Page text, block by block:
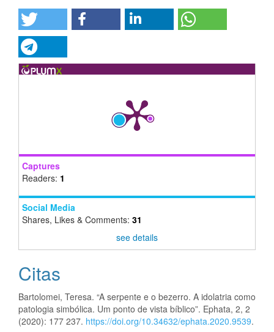
Captures
Readers: 1
Social Media
Shares, Likes & Comments: 31
see details
Citas
Bartolomei, Teresa. “A serpente e o bezerro. A idolatria como
patologia simbólica. Um ponto de vista bíblico”. Ephata, 2, 2
(2020): 177 237. https://doi.org/10.34632/ephata.2020.9539.